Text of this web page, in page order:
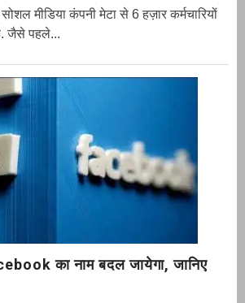
मीडिया कंपनी मेटा से 6 हज़ार कर्मचारियों
जैसे पहले...
का नाम बदल जायेगा, जानिए